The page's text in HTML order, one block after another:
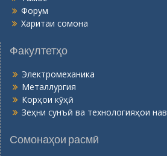
Форум
Харитаи сомона
Факултетҳо
Электромеханика
Металлургия
Корҳои кӯҳӣ
Зеҳни сунъӣ ва технологияҳои нав
Сомонаҳои расмӣ